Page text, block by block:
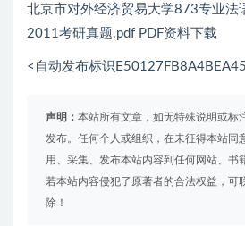
北京市对外经济贸易大学873专业
2011考研真题.pdf PDF资料下载
<自动发布标识
声明： 本站所有文章，如无特殊说明或标
发布。任何个人或组织，在未征得本站同
用、采集、发布本站内容到任何网站、书
若本站内容侵犯了原著者的合法权益，可
除！